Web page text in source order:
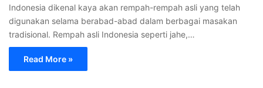
Indonesia dikenal kaya akan rempah-rempah asli yang telah
digunakan selama berabad-abad dalam berbagai masakan
tradisional. Rempah asli Indonesia seperti jahe,…
Read More »